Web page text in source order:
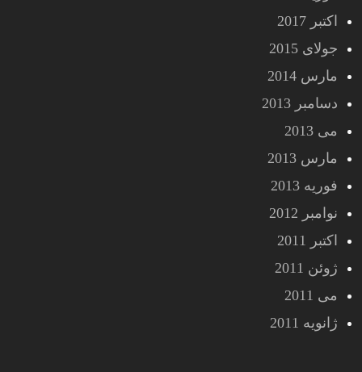
اکتبر 2017
جولای 2015
مارس 2014
دسامبر 2013
می 2013
مارس 2013
فوریه 2013
نوامبر 2012
اکتبر 2011
ژوئن 2011
می 2011
ژانویه 2011